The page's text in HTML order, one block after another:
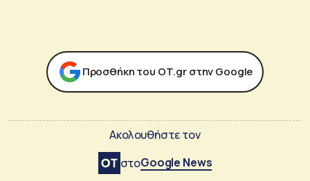
Προσθήκη του ΟΤ.gr στην Google
Ακολουθήστε τον
στοGoogle News